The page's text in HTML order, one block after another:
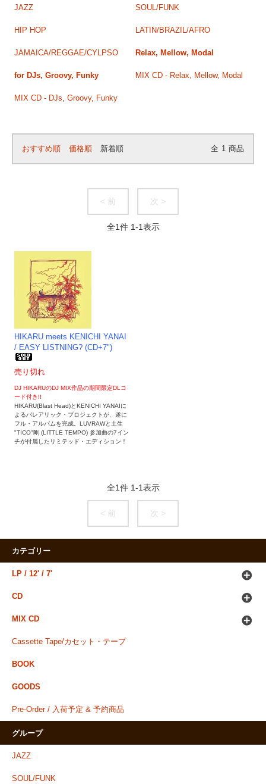
JAZZ SOUL/FUNK
HIP HOP LATIN/BRAZIL/AFRO
JAMAICA/REGGAE/CYLPSO Relax, Mellow, Modal
for DJs, Groovy, Funky MIX CD - Relax, Mellow, Modal
MIX CD - DJs, Groovy, Funky
おすすめ順 価格順 新着順 全 1 商品
< 前 次 >
全1件 1-1表示
HIKARU meets KENICHI YANAI
/ EASY LISTNING? (CD+7")
売り切れ
DJ HIKARUのDJ MIX作品の期間限定DLコ
ード付き!!
HIKARU(Blast Head)とKENICHI YANAIに
よるバレアリック・プロジェクトが、遂に
フル・アルバムを完成。LUVRAWと土生
"TICO"剛 (LITTLE TEMPO) 参加曲の7イン
チが付属したリミテッド・エディション！
全1件 1-1表示
< 前 次 >
カテゴリー
LP / 12' / 7'
CD
MIX CD
Cassette Tape/カセット・テープ
BOOK
GOODS
Pre-Order / 入荷予定 & 予約商品
グループ
JAZZ
SOUL/FUNK